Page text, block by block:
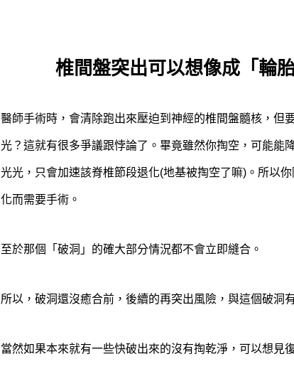
椎間盤突出可以想像成「輪
醫師手術時，會清除跑出來壓迫到神經的椎間盤髓核，但
光？這就有很多爭議跟悖論了。畢竟雖然你掏空，可能能
光光，只會加速該脊椎節段退化(地基被掏空了嘛)。所以
化而需要手術。
至於那個「破洞」的確大部分情況都不會立即縫合。
所以，破洞還沒癒合前，後續的再突出風險，與這個破洞
當然如果本來就有一些快破出來的沒有掏乾淨，可以想見